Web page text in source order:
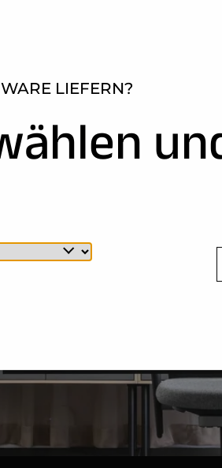
LIEFERN?